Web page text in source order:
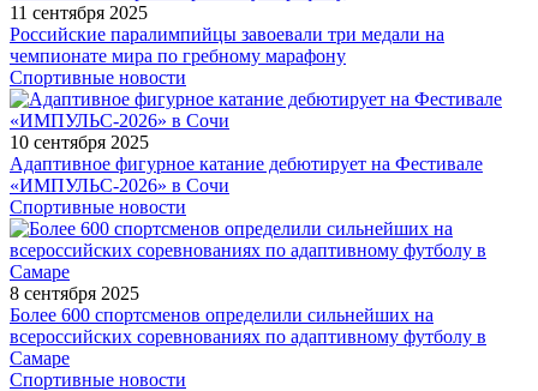
11 сентября 2025
Российские паралимпийцы завоевали три медали на
чемпионате мира по гребному марафону
Спортивные новости
10 сентября 2025
Адаптивное фигурное катание дебютирует на Фестивале
«ИМПУЛЬС-2026» в Сочи
Спортивные новости
8 сентября 2025
Более 600 спортсменов определили сильнейших на
всероссийских соревнованиях по адаптивному футболу в
Самаре
Спортивные новости